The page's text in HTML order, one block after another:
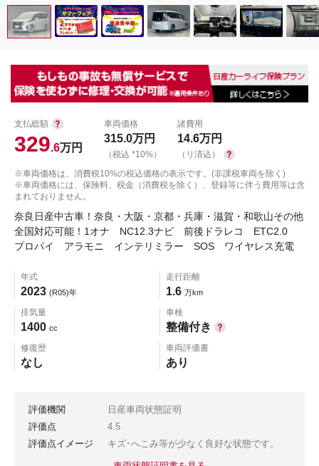
支払総額
329.6万円
車両価格
315.0万円
（税込 *10%）
諸費用
14.6万円
（リ済込）
※車両価格は、消費税10%の税込価格の表示です。(非課税車両を除く)
※車両価格には、保険料、税金（消費税を除く）、登録等に伴う費用等は含
まれておりません。
奈良日産中古車！奈良・大阪・京都・兵庫・滋賀・和歌山その他
全国対応可能！1オナ NC12.3ナビ 前後ドラレコ ETC2.0
プロパイ アラモニ インテリミラー SOS ワイヤレス充電
年式
2023 (R05)年
走行距離
1.6 万km
排気量
1400 cc
車検
整備付き
修復歴
なし
車両評価書
あり
評価機関
日産車両状態証明
評価点
4.5
評価点イメージ
キズ･へこみ等が少なく良好な状態です。